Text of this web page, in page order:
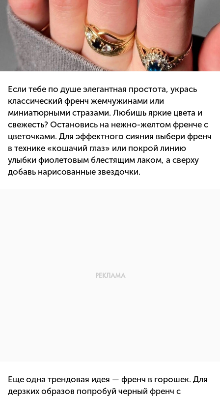
Если тебе по душе элегантная простота, укрась
классический френч жемчужинами или
миниатюрными стразами. Любишь яркие цвета и
свежесть? Остановись на нежно-желтом френче с
цветочками. Для эффектного сияния выбери френч
в технике «кошачий глаз» или покрой линию
улыбки фиолетовым блестящим лаком, а сверху
добавь нарисованные звездочки.
Еще одна трендовая идея — френч в горошек. Для
дерзких образов попробуй черный френч с